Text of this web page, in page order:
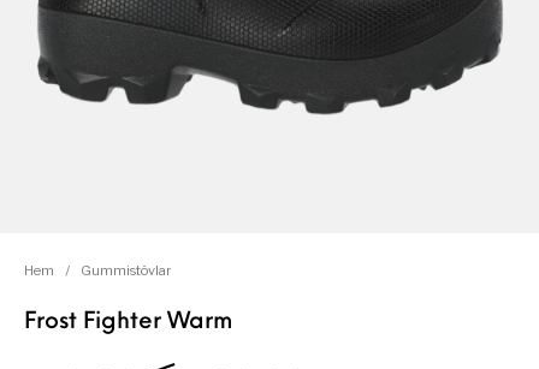
Hem / Gummistövlar
Frost Fighter Warm